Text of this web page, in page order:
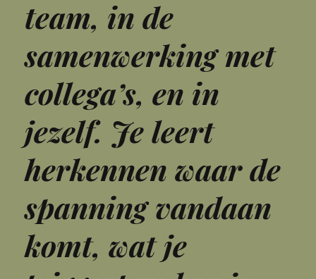
team, in de
samenwerking met
collega’s, en in
jezelf. Je leert
herkennen waar de
spanning vandaan
komt, wat je